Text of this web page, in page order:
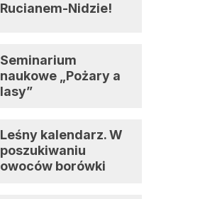
Rucianem-Nidzie!
Seminarium
naukowe „Pożary a
lasy”
Leśny kalendarz. W
poszukiwaniu
owoców borówki